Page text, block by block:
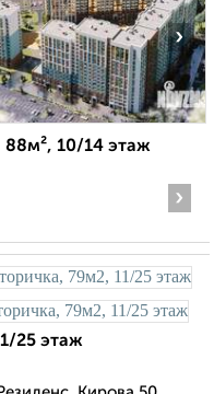
›
10/14 этаж
›
25 этаж